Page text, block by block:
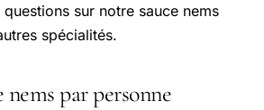
sur notre sauce nems
spécialités.
par personne